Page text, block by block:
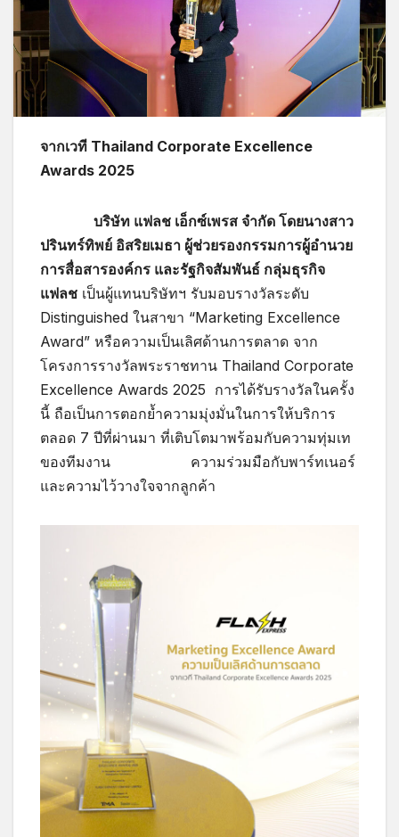
จากเวที Thailand Corporate Excellence
Awards 2025
บริษัท แฟลช เอ็กซ์เพรส จำกัด โดยนางสาว
ปรินทร์ทิพย์ อิสริยเมธา ผู้ช่วยรองกรรมการผู้อำนวย
การสื่อสารองค์กร และรัฐกิจสัมพันธ์ กลุ่มธุรกิจ
แฟลช เป็นผู้แทนบริษัทฯ รับมอบรางวัลระดับ
Distinguished ในสาขา “Marketing Excellence
Award” หรือความเป็นเลิศด้านการตลาด จาก
โครงการรางวัลพระราชทาน Thailand Corporate
Excellence Awards 2025 การได้รับรางวัลในครั้ง
นี้ ถือเป็นการตอกย้ำความมุ่งมั่นในการให้บริการ
ตลอด 7 ปีที่ผ่านมา ที่เติบโตมาพร้อมกับความทุ่มเท
ของทีมงาน ความร่วมมือกับพาร์ทเนอร์
และความไว้วางใจจากลูกค้า